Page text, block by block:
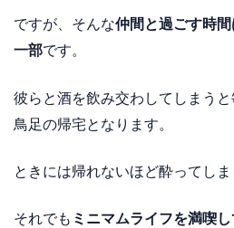
ですが、そんな仲間と過ごす時
一部です。
彼らと酒を飲み交わしてしまう
鳥足の帰宅となります。
ときには帰れないほど酔ってし
それでも ミニマムライフを満喫